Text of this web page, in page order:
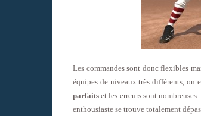
Les commandes sont donc flexibles
équipes de niveaux très différents, on
parfaits et les erreurs sont
enthousiaste se trouve totalement